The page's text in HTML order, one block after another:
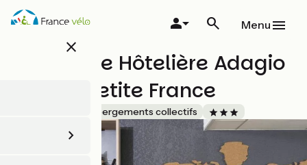
Aller
au
close
Menu
Résidence Hôtelière Adagio
Access Petite France
Hébergements collectifs